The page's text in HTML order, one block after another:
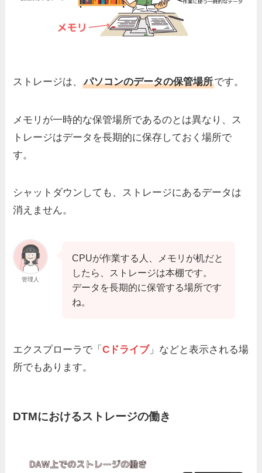
ストレージは、パソコンのデータの保管場所です。
メモリが一時的な保管場所であるのとは異なり、ス
トレージはデータを長期的に保存しておく場所で
す。
シャットダウンしても、ストレージにあるデータは
消えません。
管理人
CPUが作業する人、メモリが机だと
したら、ストレージは本棚です。
データを長期的に保管する場所です
ね。
エクスプローラで「Cドライブ」などと表示される場
所でもあります。
DTMにおけるストレージの働き